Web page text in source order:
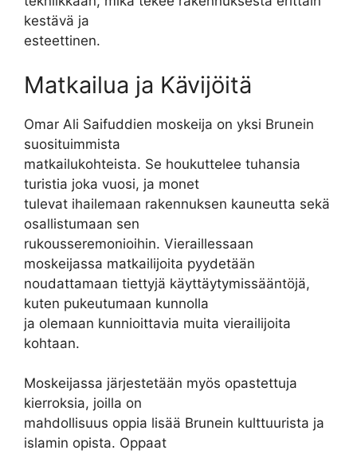
kestävä ja
esteettinen.
Matkailua ja Kävijöitä
Omar Ali Saifuddien moskeija on yksi Brunein
suosituimmista
matkailukohteista. Se houkuttelee tuhansia
turistia joka vuosi, ja monet
tulevat ihailemaan rakennuksen kauneutta sekä
osallistumaan sen
rukousseremonioihin. Vieraillessaan
moskeijassa matkailijoita pyydetään
noudattamaan tiettyjä käyttäytymissääntöjä,
kuten pukeutumaan kunnolla
ja olemaan kunnioittavia muita vierailijoita
kohtaan.
Moskeijassa järjestetään myös opastettuja
kierroksia, joilla on
mahdollisuus oppia lisää Brunein kulttuurista ja
islamin opista. Oppaat